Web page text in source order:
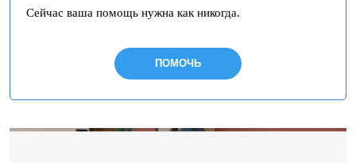
Сейчас ваша помощь нужна как никогда.
ПОМОЧЬ